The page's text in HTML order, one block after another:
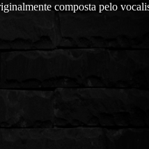
composta pelo